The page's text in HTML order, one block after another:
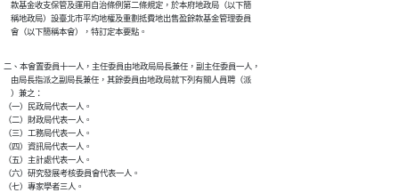
    款基金收支保管及運用自治條例第二條規定，於本府地政局（以下簡
    稱地政局）設臺北市平均地權及重劃抵費地出售盈餘款基金管理委員
    會（以下簡稱本會），特訂定本要點。
二、本會置委員十一人，主任委員由地政局局長兼任，副主任委員一人，
    由局長指派之副局長兼任，其餘委員由地政局就下列有關人員聘（派
    ）兼之：
（一）民政局代表一人。
（二）財政局代表一人。
（三）工務局代表一人。
（四）資訊局代表一人。
（五）主計處代表一人。
（六）研究發展考核委員會代表一人。
（七）專家學者三人。